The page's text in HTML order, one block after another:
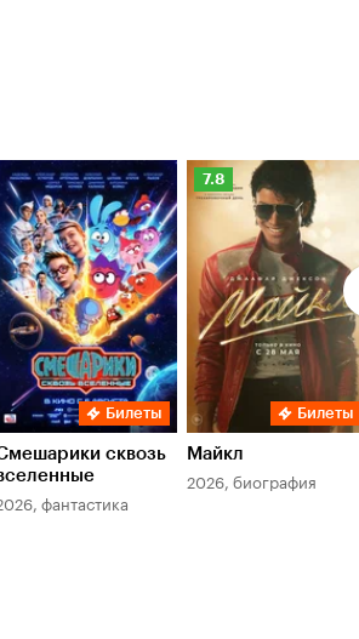
Билеты
сквозь
фантастика
Рейтинг
Кинопоиска
7.8
Билеты
Майкл
2026, биография